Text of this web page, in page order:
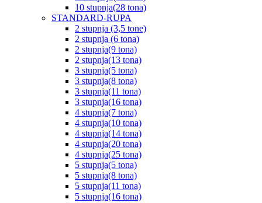
10 stupnja(28 tona)
STANDARD-RUPA
2 stupnja (3,5 tone)
2 stupnja (6 tona)
2 stupnja(9 tona)
2 stupnja(13 tona)
3 stupnja(5 tona)
3 stupnja(8 tona)
3 stupnja(11 tona)
3 stupnja(16 tona)
4 stupnja(7 tona)
4 stupnja(10 tona)
4 stupnja(14 tona)
4 stupnja(20 tona)
4 stupnja(25 tona)
5 stupnja(5 tona)
5 stupnja(8 tona)
5 stupnja(11 tona)
5 stupnja(16 tona)